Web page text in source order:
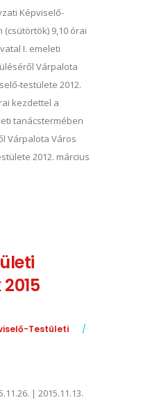
Képviselő-
9,10 órai
I. emeleti
Várpalota
testülete 2012.
kezdettel a
tanácstermében
Várpalota Város
2012. március
Testületi
| 2015.11.13.